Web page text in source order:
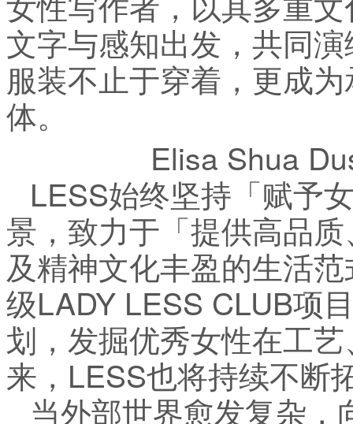
文字与感知出发，共同
服装不止于穿着，更成
体。
Elisa Shua
LESS始终坚持「赋予
景，致力于「提供高品
及精神文化丰盈的生活
级LADY LESS CLUB项
划，发掘优秀女性在工
来，LESS也将持续不断
当外部世界愈发复杂